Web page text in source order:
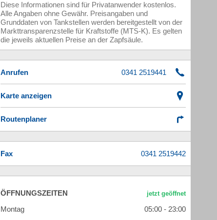
Diese Informationen sind für Privatanwender kostenlos.
Alle Angaben ohne Gewähr. Preisangaben und
Grunddaten von Tankstellen werden bereitgestellt von der
Markttransparenzstelle für Kraftstoffe (MTS-K). Es gelten
die jeweils aktuellen Preise an der Zapfsäule.
Anrufen
Karte anzeigen
Routenplaner
Fax
ÖFFNUNGSZEITEN
Montag
05:00 - 23:00